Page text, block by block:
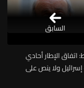
اتفاق الإطار أحادي
إسرائيل ولا ينص على
السابق